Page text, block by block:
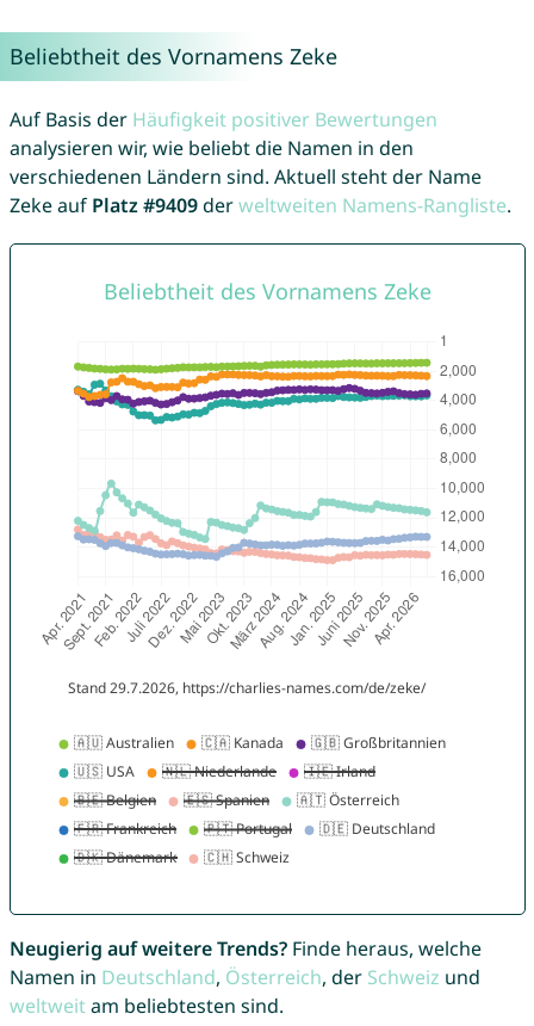
Beliebtheit des Vornamens Zeke
Auf Basis der Häufigkeit positiver Bewertungen
analysieren wir, wie beliebt die Namen in den
verschiedenen Ländern sind. Aktuell steht der Name
Zeke auf Platz #9409derweltweiten Namens-Rangliste.
Neugierig auf weitere Trends?Finde heraus, welche
Namen in Deutschland, Österreich, der Schweiz und
weltweitam beliebtesten sind.